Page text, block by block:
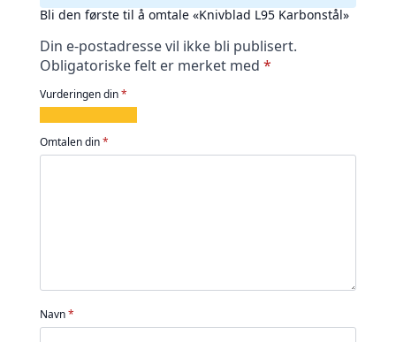
Bli den første til å omtale «Knivblad L95 Karbonstål»
Din e-postadresse vil ikke bli publisert.
Obligatoriske felt er merket med *
Vurderingen din*
av
5
av
5
av
5
av
5 5
Omtalen din*
Navn*